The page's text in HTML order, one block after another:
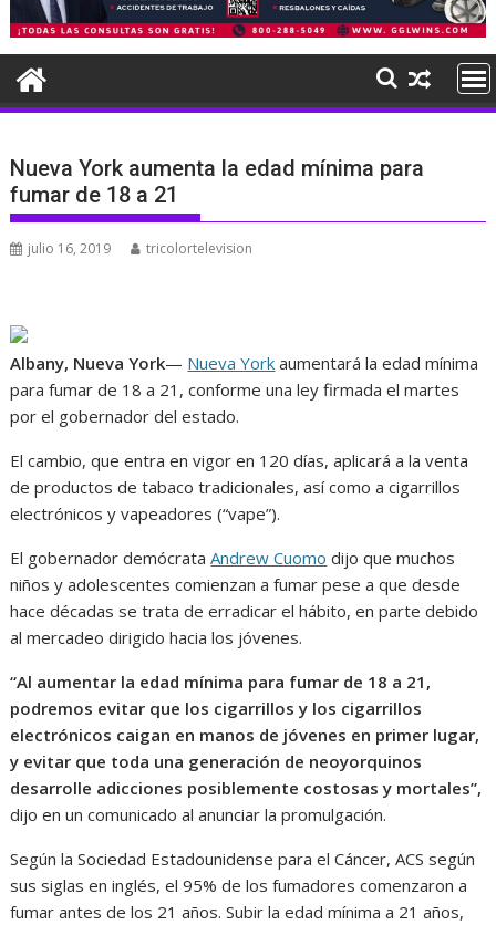
Nueva York aumenta la edad mínima para
fumar de 18 a 21
julio 16, 2019 tricolortelevision
Albany, Nueva York— Nueva York aumentará la edad mínima
para fumar de 18 a 21, conforme una ley firmada el martes
por el gobernador del estado.
El cambio, que entra en vigor en 120 días, aplicará a la venta
de productos de tabaco tradicionales, así como a cigarrillos
electrónicos y vapeadores (“vape”).
El gobernador demócrataAndrew Cuomo dijo que muchos
niños y adolescentes comienzan a fumar pese a que desde
hace décadas se trata de erradicar el hábito, en parte debido
al mercadeo dirigido hacia los jóvenes.
“Al aumentar la edad mínima para fumar de 18 a 21,
podremos evitar que los cigarrillos y los cigarrillos
electrónicos caigan en manos de jóvenes en primer lugar,
y evitar que toda una generación de neoyorquinos
desarrolle adicciones posiblemente costosas y mortales”,
dijo en un comunicado al anunciar la promulgación.
Según la Sociedad Estadounidense para el Cáncer, ACS según
sus siglas en inglés, el 95% de los fumadores comenzaron a
fumar antes de los 21 años. Subir la edad mínima a 21 años,